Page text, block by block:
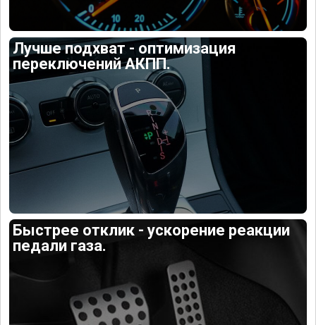
Лучше подхват - оптимизация
переключений АКПП.
Быстрее отклик - ускорение реакции
педали газа.